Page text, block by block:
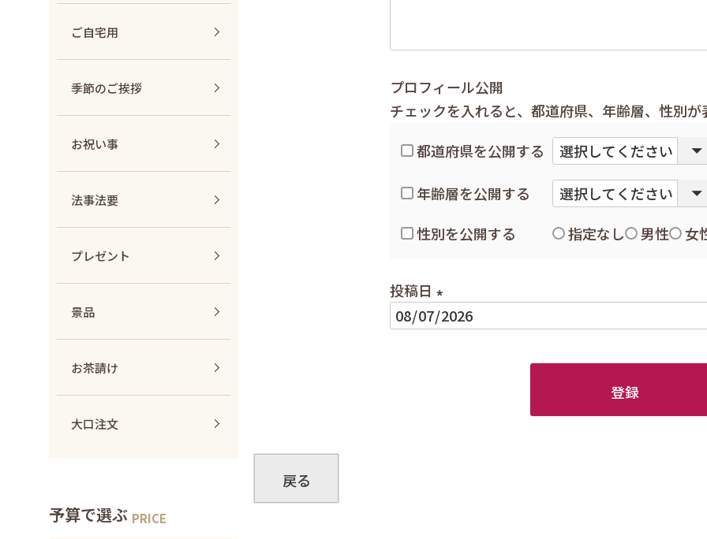
ご自宅用
季節のご挨拶
お祝い事
法事法要
プレゼント
景品
お茶請け
大口注文
予算で選ぶ
)
プロフィール公開
チェックを入れると、都道府県、年齢層、性別が
都道府県を公開する
年齢層を公開する
性別を公開する
指定なし 男性 女
投稿日
(
登録
戻る